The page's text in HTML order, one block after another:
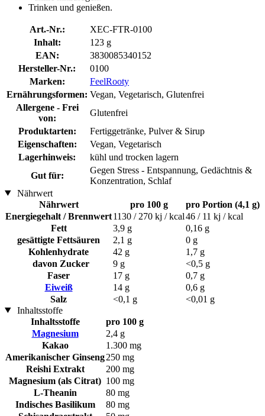
Trinken und genießen.
Art.-Nr.:
XEC-FTR-0100
Inhalt:
123 g
EAN:
3830085340152
Hersteller-Nr.:
0100
Marken:
FeelRooty
Ernährungsformen: Vegan, Vegetarisch, Glutenfrei
Allergene - Frei
von:
Glutenfrei
Produktarten:
Fertiggetränke, Pulver & Sirup
Eigenschaften:
Vegan, Vegetarisch
Lagerhinweis:
kühl und trocken lagern
Gut für:
Gegen Stress - Entspannung, Gedächtnis &
Konzentration, Schlaf
Nährwert
Nährwert
pro 100 g
pro Portion (4,1 g)
Energiegehalt / Brennwert1130 / 270 kj / kcal46 / 11 kj / kcal
Fett
3,9 g
0,16 g
gesättigte Fettsäuren
2,1 g
0 g
Kohlenhydrate
42 g
1,7 g
davon Zucker
9 g
<0,5 g
Faser
17 g
0,7 g
Eiweiß
14 g
0,6 g
Salz
<0,1 g
<0,01 g
Inhaltsstoffe
Inhaltsstoffe
pro 100 g
Magnesium
2,4 g
Kakao
1.300 mg
Amerikanischer Ginseng250 mg
Reishi Extrakt
200 mg
Magnesium (als Citrat) 100 mg
L-Theanin
80 mg
Indisches Basilikum
80 mg